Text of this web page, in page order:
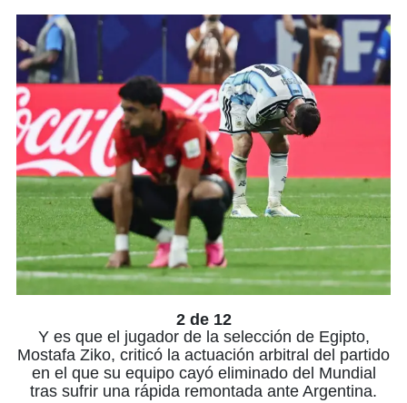
2 de 12
Y es que el jugador de la selección de Egipto,
Mostafa Ziko, criticó la actuación arbitral del partido
en el que su equipo cayó eliminado del Mundial
tras sufrir una rápida remontada ante Argentina.